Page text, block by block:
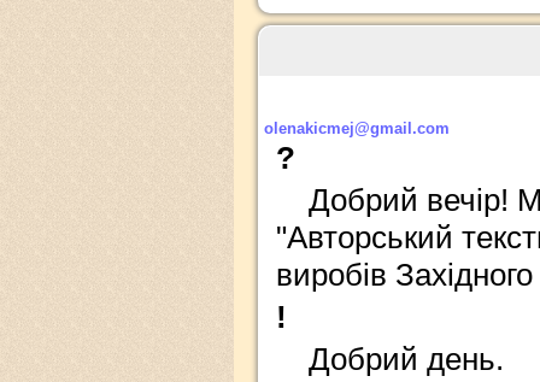
olenakicmej@gmail.com
?
Добрий вечір!
"Авторський
виробів
!
Добрий день.